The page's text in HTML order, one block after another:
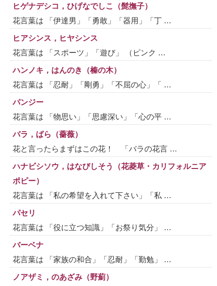
ヒゲナデシコ，ひげなでしこ（髭撫子）
花言葉は 「伊達男」「勇敢」「器用」「丁 …
ヒアシンス，ヒヤシンス
花言葉は 「スポーツ」「遊び」 （ピンク …
ハンノキ，はんのき（榛の木）
花言葉は 「忍耐」「剛勇」「不屈の心」「 …
パンジー
花言葉は 「物思い」「思慮深い」「心の平 …
バラ，ばら（薔薇）
花と言ったらまずはこの花！ 「バラの花言 …
ハナビシソウ，はなびしそう（花菱草・カリフォルニア
ポピー）
花言葉は 「私の希望を入れて下さい」「私 …
パセリ
花言葉は 「役に立つ知識」「お祭り気分」 …
バーベナ
花言葉は 「家族の和合」「忍耐」「勤勉」 …
ノアザミ，のあざみ（野薊）